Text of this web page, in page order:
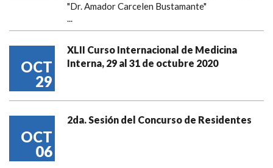
"Dr. Amador Carcelen Bustamante"
...
OCT
29
XLII Curso Internacional de Medicina
Interna, 29 al 31 de octubre 2020
OCT
06
2da. Sesión del Concurso de Residentes